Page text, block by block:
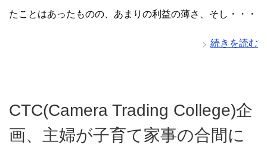
たことはあったものの、あまりの利益の薄さ、そし・・・
続きを読む
CTC(Camera Trading College)企
画、主婦が子育て家事の合間に